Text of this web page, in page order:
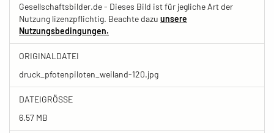
Gesellschaftsbilder.de - Dieses Bild ist für jegliche Art der
Nutzung lizenzpflichtig. Beachte dazu unsere
Nutzungsbedingungen.
ORIGINALDATEI
druck_pfotenpiloten_weiland-120.jpg
DATEIGRÖSSE
6.57 MB